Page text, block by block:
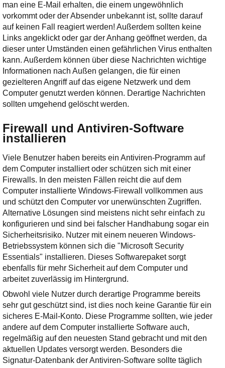
man eine E-Mail erhalten, die einem ungewöhnlich
vorkommt oder der Absender unbekannt ist, sollte darauf
auf keinen Fall reagiert werden! Außerdem sollten keine
Links angeklickt oder gar der Anhang geöffnet werden, da
dieser unter Umständen einen gefährlichen Virus enthalten
kann. Außerdem können über diese Nachrichten wichtige
Informationen nach Außen gelangen, die für einen
gezielteren Angriff auf das eigene Netzwerk und dem
Computer genutzt werden können. Derartige Nachrichten
sollten umgehend gelöscht werden.
Firewall und Antiviren-Software
installieren
Viele Benutzer haben bereits ein Antiviren-Programm auf
dem Computer installiert oder schützen sich mit einer
Firewalls. In den meisten Fällen reicht die auf dem
Computer installierte Windows-Firewall vollkommen aus
und schützt den Computer vor unerwünschten Zugriffen.
Alternative Lösungen sind meistens nicht sehr einfach zu
konfigurieren und sind bei falscher Handhabung sogar ein
Sicherheitsrisiko. Nutzer mit einem neueren Windows-
Betriebssystem können sich die "Microsoft Security
Essentials" installieren. Dieses Softwarepaket sorgt
ebenfalls für mehr Sicherheit auf dem Computer und
arbeitet zuverlässig im Hintergrund.
Obwohl viele Nutzer durch derartige Programme bereits
sehr gut geschützt sind, ist dies noch keine Garantie für ein
sicheres E-Mail-Konto. Diese Programme sollten, wie jeder
andere auf dem Computer installierte Software auch,
regelmäßig auf den neuesten Stand gebracht und mit den
aktuellen Updates versorgt werden. Besonders die
Signatur-Datenbank der Antiviren-Software sollte täglich